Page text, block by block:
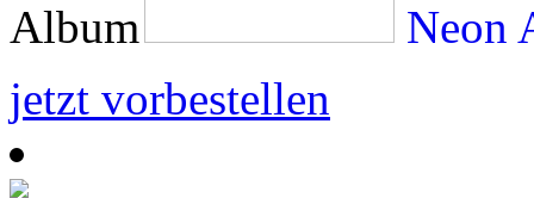
Neon
jetzt vorbestellen